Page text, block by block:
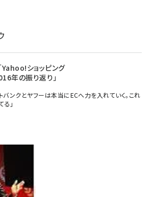
ショッピング
年の振り返り」
バンクとヤフーは本当にECへ力を入れていく。これ
」